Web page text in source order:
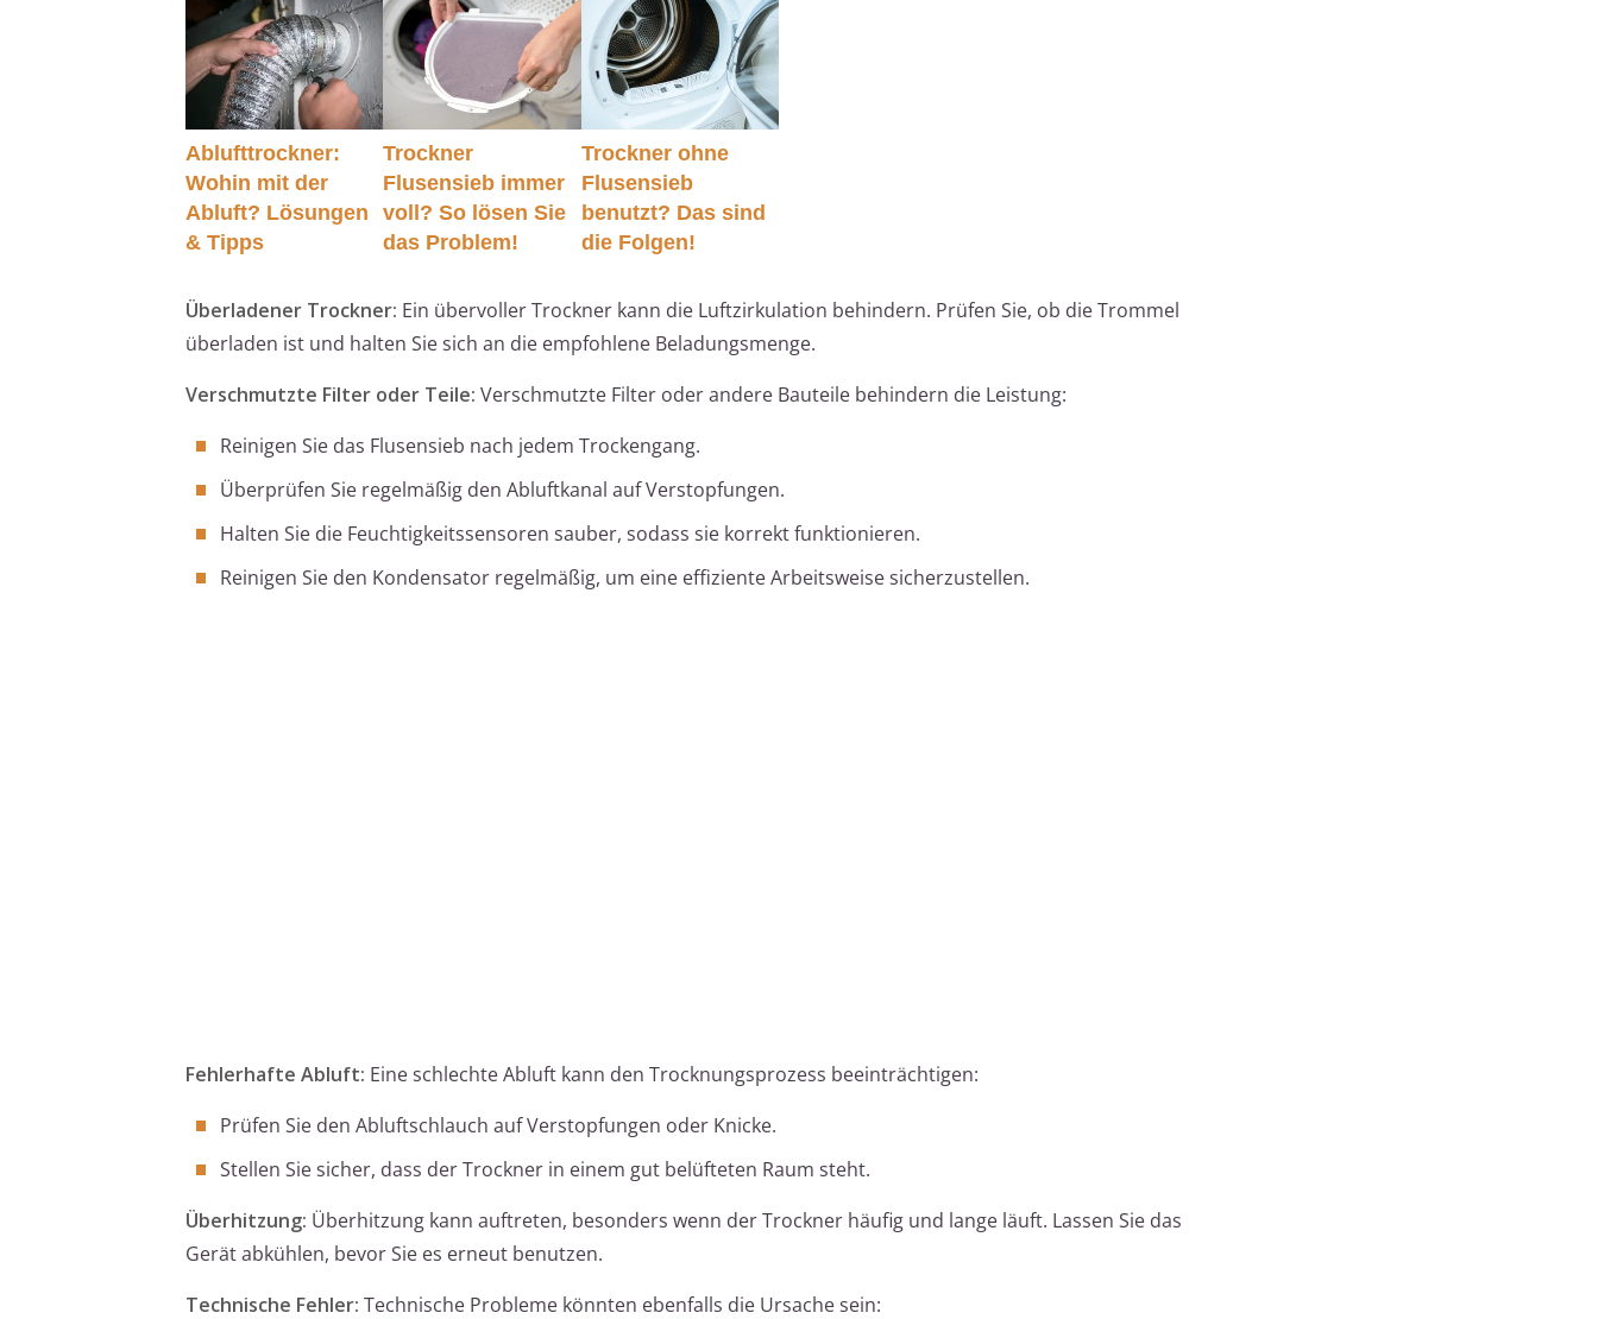
Ablufttrockner:
Wohin mit der
Abluft? Lösungen
& Tipps
Trockner
Flusensieb immer
voll? So lösen Sie
das Problem!
Trockner ohne
Flusensieb
benutzt? Das sind
die Folgen!
Überladener Trockner: Ein übervoller Trockner kann die Luftzirkulation behindern. Prüfen Sie, ob die Trommel
überladen ist und halten Sie sich an die empfohlene Beladungsmenge.
Verschmutzte Filter oder Teile: Verschmutzte Filter oder andere Bauteile behindern die Leistung:
Reinigen Sie das Flusensieb nach jedem Trockengang.
Überprüfen Sie regelmäßig den Abluftkanal auf Verstopfungen.
Halten Sie die Feuchtigkeitssensoren sauber, sodass sie korrekt funktionieren.
Reinigen Sie den Kondensator regelmäßig, um eine effiziente Arbeitsweise sicherzustellen.
Fehlerhafte Abluft: Eine schlechte Abluft kann den Trocknungsprozess beeinträchtigen:
Prüfen Sie den Abluftschlauch auf Verstopfungen oder Knicke.
Stellen Sie sicher, dass der Trockner in einem gut belüfteten Raum steht.
Überhitzung: Überhitzung kann auftreten, besonders wenn der Trockner häufig und lange läuft. Lassen Sie das
Gerät abkühlen, bevor Sie es erneut benutzen.
Technische Fehler: Technische Probleme könnten ebenfalls die Ursache sein: